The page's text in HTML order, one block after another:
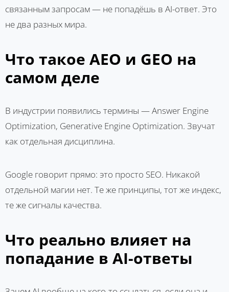
связанным запросам — не попадёшь в AI-ответ. Это
не два разных мира.
Что такое AEO и GEO на
самом деле
В индустрии появились термины — Answer Engine
Optimization, Generative Engine Optimization. Звучат
как отдельная дисциплина.
Google говорит прямо: это просто SEO. Никакой
отдельной магии нет. Те же принципы, тот же индекс,
те же сигналы качества.
Что реально влияет на
попадание в AI-ответы